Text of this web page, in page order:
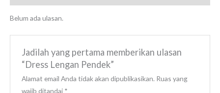
Belum ada ulasan.
Jadilah yang pertama memberikan ulasan
“Dress Lengan Pendek”
Alamat email Anda tidak akan dipublikasikan. Ruas yang
wajib ditandai *